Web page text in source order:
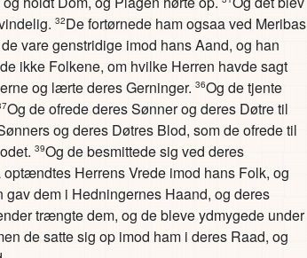
32De fortørnede ham ogsaa ved Meribas
vare genstridige imod hans Aand, og han
ikke Folkene, om hvilke Herren havde sagt
og lærte deres Gerninger. 36Og de tjente
Og de ofrede deres Sønner og deres Døtre til
og deres Døtres Blod, som de ofrede til
39Og de besmittede sig ved deres
optændtes Herrens Vrede imod hans Folk, og
gav dem i Hedningernes Haand, og deres
trængte dem, og de bleve ydmygede under
de satte sig op imod ham i deres Raad, og